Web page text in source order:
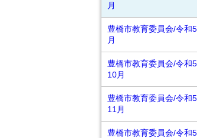
月
豊橋市教育委員会/令和
月
豊橋市教育委員会/令和
10月
豊橋市教育委員会/令和
11月
豊橋市教育委員会/令和